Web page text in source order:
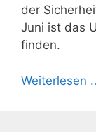
der
Juni ist das
finden.
Weiterlesen